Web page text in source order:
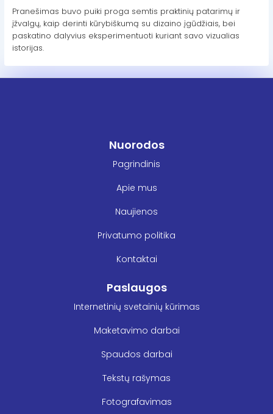
Pranešimas buvo puiki proga semtis praktinių patarimų ir
įžvalgų, kaip derinti kūrybiškumą su dizaino įgūdžiais, bei
paskatino dalyvius eksperimentuoti kuriant savo vizualias
istorijas.
Nuorodos
Pagrindinis
Apie mus
Naujienos
Privatumo politika
Kontaktai
Paslaugos
Internetinių svetainių kūrimas
Maketavimo darbai
Spaudos darbai
Tekstų rašymas
Fotografavimas